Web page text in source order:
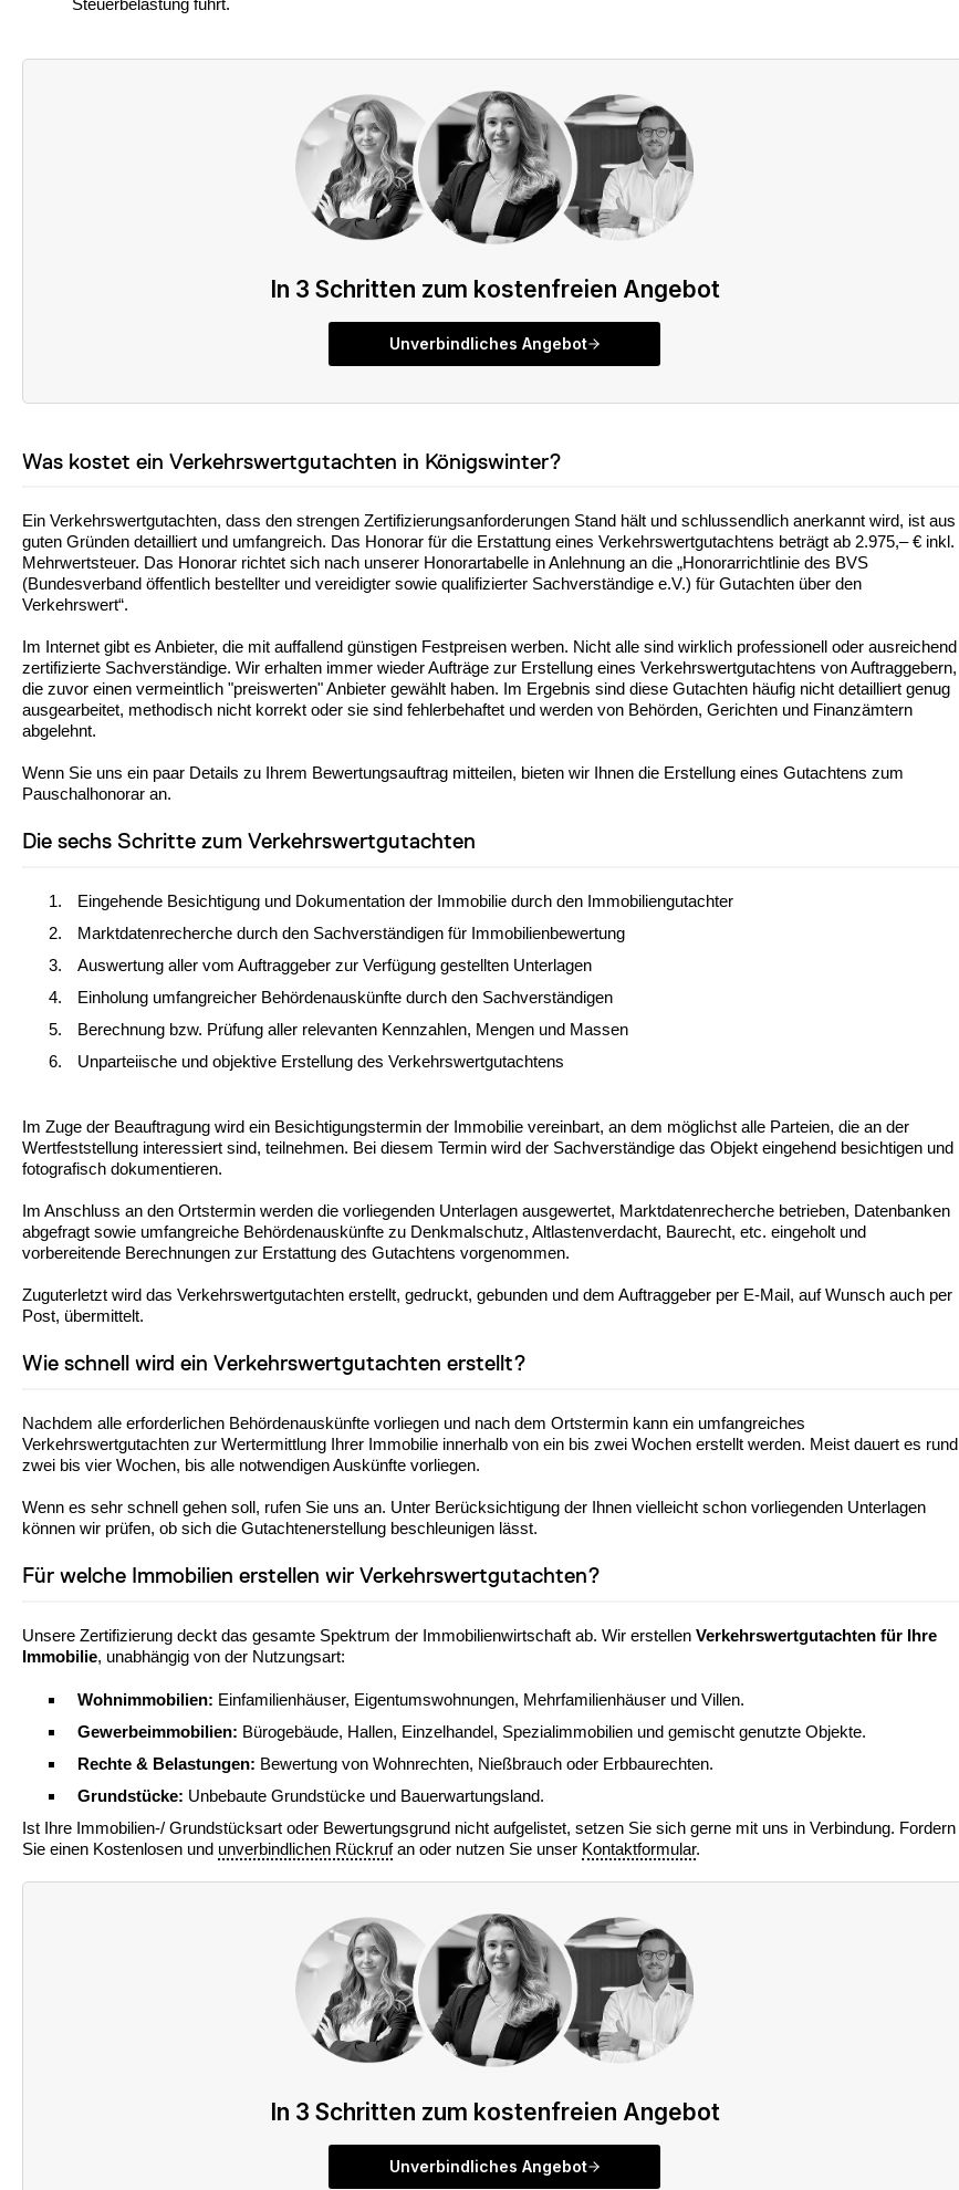
Steuerbelastung führt.
Was kostet ein Verkehrswertgutachten in Königswinter?
Ein Verkehrswertgutachten, dass den strengen Zertifizierungsanforderungen Stand hält und schlussendlich anerkannt wird, ist aus
guten Gründen detailliert und umfangreich. Das Honorar für die Erstattung eines Verkehrswertgutachtens beträgt ab 2.975,– € inkl.
Mehrwertsteuer. Das Honorar richtet sich nach unserer Honorartabelle in Anlehnung an die „Honorarrichtlinie des BVS
(Bundesverband öffentlich bestellter und vereidigter sowie qualifizierter Sachverständige e.V.) für Gutachten über den
Verkehrswert“.
Im Internet gibt es Anbieter, die mit auffallend günstigen Festpreisen werben. Nicht alle sind wirklich professionell oder ausreichend
zertifizierte Sachverständige. Wir erhalten immer wieder Aufträge zur Erstellung eines Verkehrswertgutachtens von Auftraggebern,
die zuvor einen vermeintlich "preiswerten" Anbieter gewählt haben. Im Ergebnis sind diese Gutachten häufig nicht detailliert genug
ausgearbeitet, methodisch nicht korrekt oder sie sind fehlerbehaftet und werden von Behörden, Gerichten und Finanzämtern
abgelehnt.
Wenn Sie uns ein paar Details zu Ihrem Bewertungsauftrag mitteilen, bieten wir Ihnen die Erstellung eines Gutachtens zum
Pauschalhonorar an.
Die sechs Schritte zum Verkehrswertgutachten
Eingehende Besichtigung und Dokumentation der Immobilie durch den Immobiliengutachter
Marktdatenrecherche durch den Sachverständigen für Immobilienbewertung
Auswertung aller vom Auftraggeber zur Verfügung gestellten Unterlagen
Einholung umfangreicher Behördenauskünfte durch den Sachverständigen
Berechnung bzw. Prüfung aller relevanten Kennzahlen, Mengen und Massen
Unparteiische und objektive Erstellung des Verkehrswertgutachtens
Im Zuge der Beauftragung wird ein Besichtigungstermin der Immobilie vereinbart, an dem möglichst alle Parteien, die an der
Wertfeststellung interessiert sind, teilnehmen. Bei diesem Termin wird der Sachverständige das Objekt eingehend besichtigen und
fotografisch dokumentieren.
Im Anschluss an den Ortstermin werden die vorliegenden Unterlagen ausgewertet, Marktdatenrecherche betrieben, Datenbanken
abgefragt sowie umfangreiche Behördenauskünfte zu Denkmalschutz, Altlastenverdacht, Baurecht, etc. eingeholt und
vorbereitende Berechnungen zur Erstattung des Gutachtens vorgenommen.
Zuguterletzt wird das Verkehrswertgutachten erstellt, gedruckt, gebunden und dem Auftraggeber per E-Mail, auf Wunsch auch per
Post, übermittelt.
Wie schnell wird ein Verkehrswertgutachten erstellt?
Nachdem alle erforderlichen Behördenauskünfte vorliegen und nach dem Ortstermin kann ein umfangreiches
Verkehrswertgutachten zur Wertermittlung Ihrer Immobilie innerhalb von ein bis zwei Wochen erstellt werden. Meist dauert es rund
zwei bis vier Wochen, bis alle notwendigen Auskünfte vorliegen.
Wenn es sehr schnell gehen soll, rufen Sie uns an. Unter Berücksichtigung der Ihnen vielleicht schon vorliegenden Unterlagen
können wir prüfen, ob sich die Gutachtenerstellung beschleunigen lässt.
Für welche Immobilien erstellen wir Verkehrswertgutachten?
Unsere Zertifizierung deckt das gesamte Spektrum der Immobilienwirtschaft ab. Wir erstellen Verkehrswertgutachten für Ihre
Immobilie, unabhängig von der Nutzungsart:
Wohnimmobilien: Einfamilienhäuser, Eigentumswohnungen, Mehrfamilienhäuser und Villen.
Gewerbeimmobilien: Bürogebäude, Hallen, Einzelhandel, Spezialimmobilien und gemischt genutzte Objekte.
Rechte & Belastungen: Bewertung von Wohnrechten, Nießbrauch oder Erbbaurechten.
Grundstücke: Unbebaute Grundstücke und Bauerwartungsland.
Ist Ihre Immobilien-/ Grundstücksart oder Bewertungsgrund nicht aufgelistet, setzen Sie sich gerne mit uns in Verbindung. Fordern
Sie einen Kostenlosen und unverbindlichen Rückrufan oder nutzen Sie unser Kontaktformular.